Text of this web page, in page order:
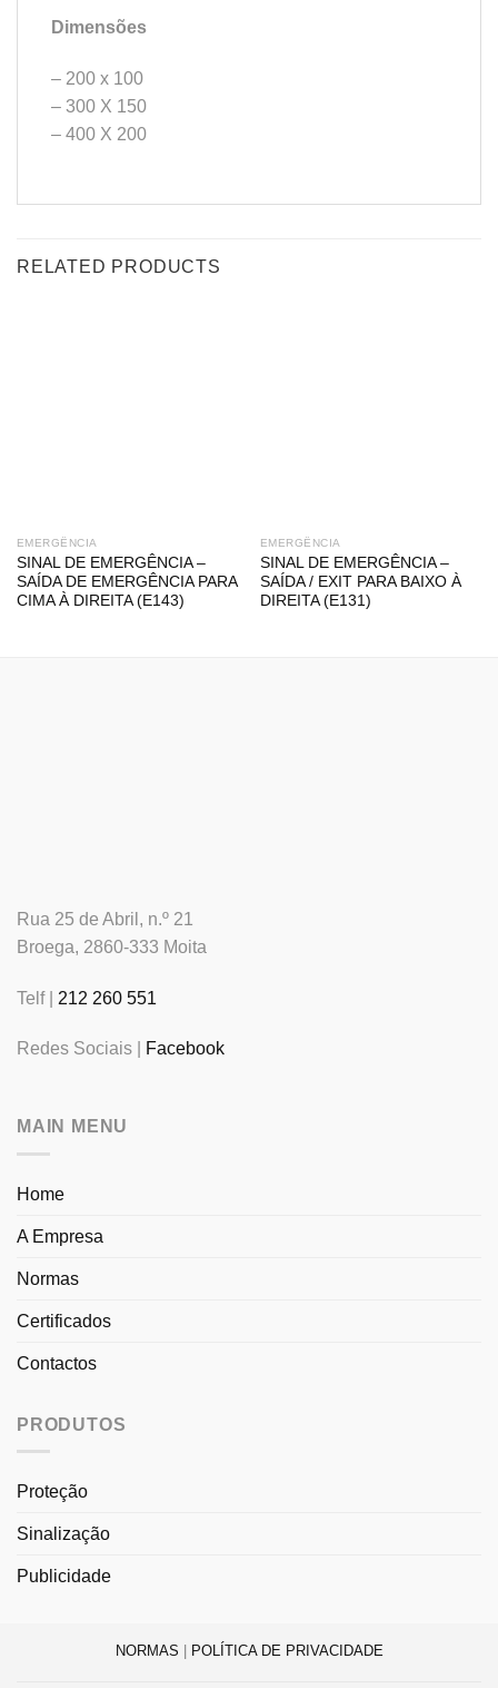
Dimensões
– 200 x 100
– 300 X 150
– 400 X 200
RELATED PRODUCTS
EMERGÊNCIA
SINAL DE EMERGÊNCIA –
SAÍDA DE EMERGÊNCIA PARA
CIMA À DIREITA (E143)
EMERGÊNCIA
SINAL DE EMERGÊNCIA –
SAÍDA / EXIT PARA BAIXO À
DIREITA (E131)
Rua 25 de Abril, n.º 21
Broega, 2860-333 Moita
Telf | 212 260 551
Redes Sociais | Facebook
MAIN MENU
Home
A Empresa
Normas
Certificados
Contactos
PRODUTOS
Proteção
Sinalização
Publicidade
NORMAS POLÍTICA DE PRIVACIDADE